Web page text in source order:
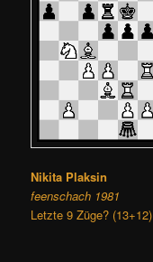
Nikita Plaksin
feenschach 1981
Letzte 9 Züge? (13+12)